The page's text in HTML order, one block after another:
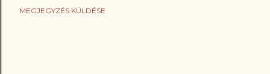
MEGJEGYZÉS KÜLDÉSE